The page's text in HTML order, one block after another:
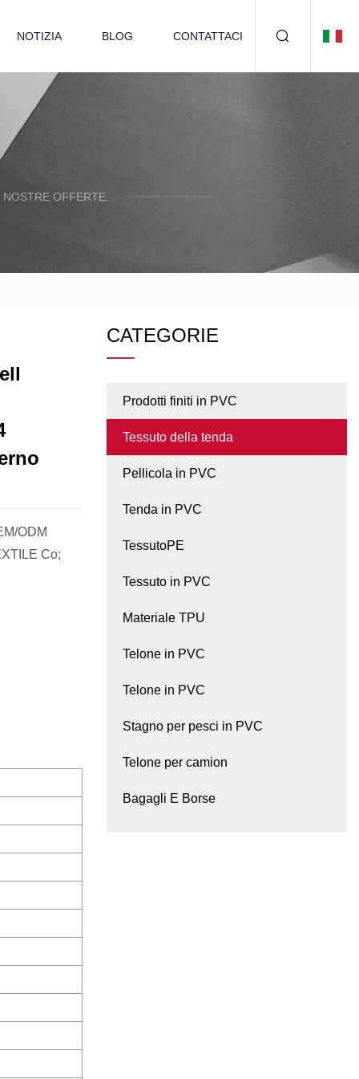
NOTIZIA BLOG CONTATTACI
OFFERTE.
ODM
Co;
CATEGORIE
Prodotti finiti in PVC
Tessuto della tenda
Pellicola in PVC
Tenda in PVC
TessutoPE
Tessuto in PVC
Materiale TPU
Telone in PVC
Telone in PVC
Stagno per pesci in PVC
Telone per camion
Bagagli E Borse